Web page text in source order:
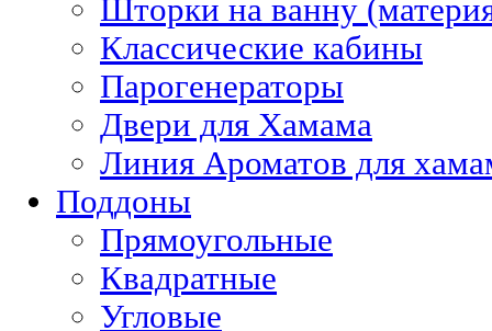
Шторки на ванну
Классические кабины
Парогенераторы
Двери для Хамама
Линия Ароматов для
Поддоны
Прямоугольные
Квадратные
Угловые